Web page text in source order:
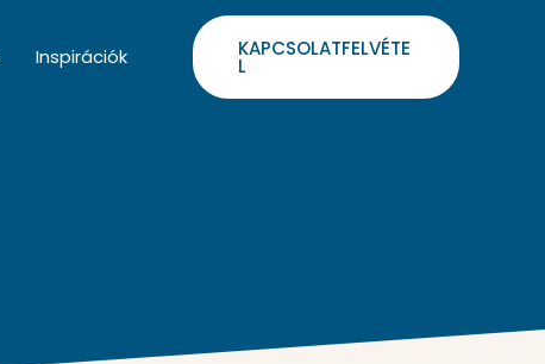
Inspirációk KAPCSOLATFELVÉTE
L